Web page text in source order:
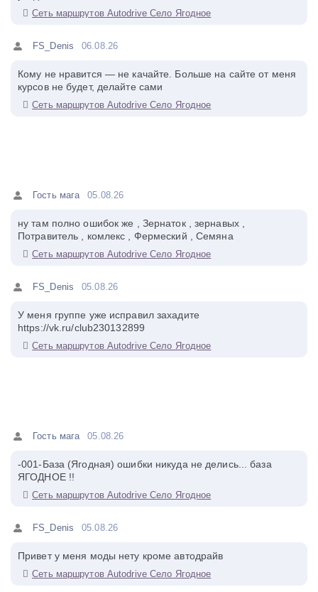
Сеть маршрутов Autodrive Село Ягодное
FS_Denis 06.08.26
Кому не нравится — не качайте. Больше на сайте от меня
курсов не будет, делайте сами
Сеть маршрутов Autodrive Село Ягодное
Гость мага 05.08.26
ну там полно ошибок же , Зернаток , зернавых ,
Потравитель , комлекс , Фермеский , Семяна
Сеть маршрутов Autodrive Село Ягодное
FS_Denis 05.08.26
У меня группе уже исправил захадите
https://vk.ru/club230132899
Сеть маршрутов Autodrive Село Ягодное
Гость мага 05.08.26
-001-База (Ягодная) ошибки никуда не делись... база
ЯГОДНОЕ !!
Сеть маршрутов Autodrive Село Ягодное
FS_Denis 05.08.26
Привет у меня моды нету кроме автодрайв
Сеть маршрутов Autodrive Село Ягодное